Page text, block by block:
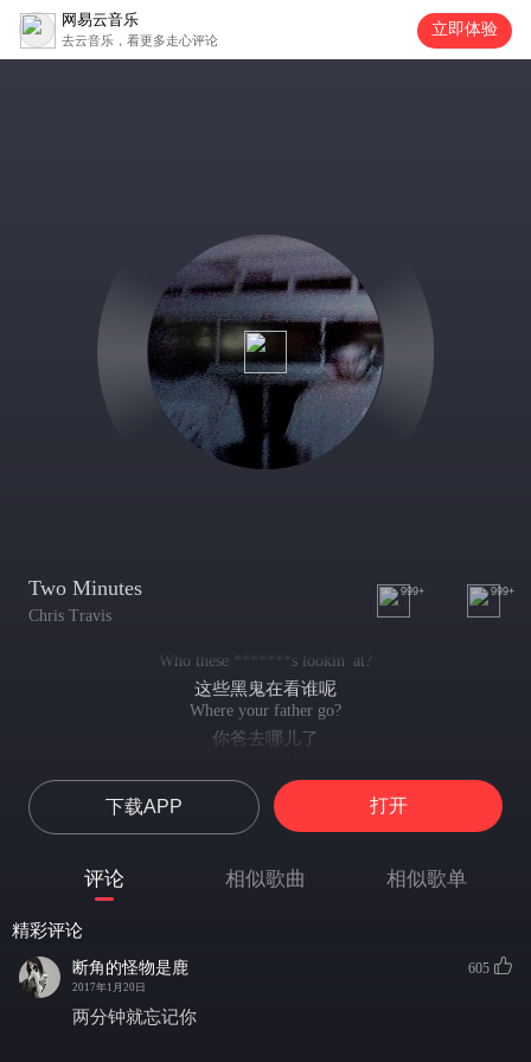
网易云音乐
去云音乐，看更多走心评论
立即体验
Two Minutes
Chris Travis
999+ 999+
Who these *******s lookin' at?
这些黑鬼在看谁呢
Where your father go?
你爸去哪儿了
把你的头垂下来 就像一些松松垮垮的衣服
I drop a bomb right on my juice now I can't talk no more
我把一个炸弹直接扔到我的果汁里 现在 我不能再说话了
我会朝你的手下扔个炸弹 并且看着他们全部炸飞
And if there's trouble coming, ******* we hit an over-cold*
如果有麻烦找上门 碧池 我们打了个冷战
I'm saying *******t only smart *******s can decode
下载APP 打开
评论 相似歌曲 相似歌单
精彩评论
断角的怪物是鹿
2017年1月20日
605
两分钟就忘记你